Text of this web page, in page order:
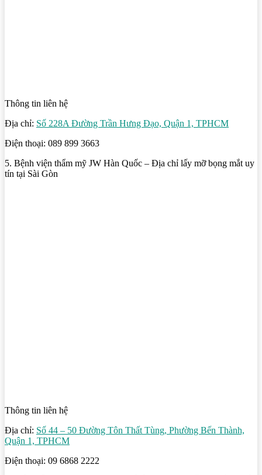
Thông tin liên hệ
Địa chỉ: Số 228A Đường Trần Hưng Đạo, Quận 1, TPHCM
Điện thoại: 089 899 3663
5. Bệnh viện thẩm mỹ JW Hàn Quốc – Địa chỉ lấy mỡ bọng mắt uy
tín tại Sài Gòn
Thông tin liên hệ
Địa chỉ: Số 44 – 50 Đường Tôn Thất Tùng, Phường Bến Thành,
Quận 1, TPHCM
Điện thoại: 09 6868 2222